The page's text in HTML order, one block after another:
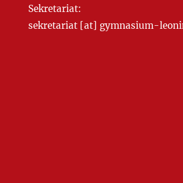
Sekretariat:
sekretariat [at] gymnasium-